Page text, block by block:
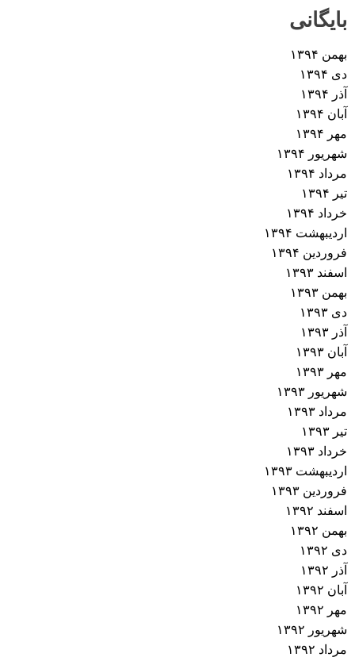
بایگانی
بهمن ۱۳۹۴
دی ۱۳۹۴
آذر ۱۳۹۴
آبان ۱۳۹۴
مهر ۱۳۹۴
شهریور ۱۳۹۴
مرداد ۱۳۹۴
تیر ۱۳۹۴
خرداد ۱۳۹۴
اردیبهشت ۱۳۹۴
فروردین ۱۳۹۴
اسفند ۱۳۹۳
بهمن ۱۳۹۳
دی ۱۳۹۳
آذر ۱۳۹۳
آبان ۱۳۹۳
مهر ۱۳۹۳
شهریور ۱۳۹۳
مرداد ۱۳۹۳
تیر ۱۳۹۳
خرداد ۱۳۹۳
اردیبهشت ۱۳۹۳
فروردین ۱۳۹۳
اسفند ۱۳۹۲
بهمن ۱۳۹۲
دی ۱۳۹۲
آذر ۱۳۹۲
آبان ۱۳۹۲
مهر ۱۳۹۲
شهریور ۱۳۹۲
مرداد ۱۳۹۲